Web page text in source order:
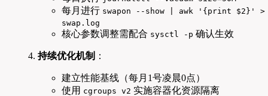
每月进行 swapon --show | awk '{print $2}' >
swap.log
核心参数调整需配合 sysctl -p 确认生效
持续优化机制 ：
建立性能基线（每月1号凌晨0点）
使用 cgroups v2 实施容器化资源隔离